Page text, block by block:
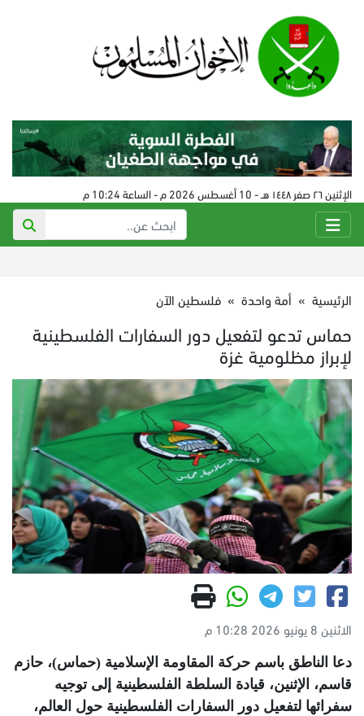
الإثنين ٢٦ صفر ١٤٤٨ هـ - 10 أغسطس 2026 م - الساعة 10:24 م
الرئيسية » أمة واحدة » فلسطين الآن
حماس تدعو لتفعيل دور السفارات الفلسطينية
لإبراز مظلومية غزة
الاثنين 8 يونيو 2026 10:28 م
دعا الناطق باسم حركة المقاومة الإسلامية (حماس)، حازم
قاسم، الإثنين، قيادة السلطة الفلسطينية إلى توجيه
سفرائها لتفعيل دور السفارات الفلسطينية حول العالم،